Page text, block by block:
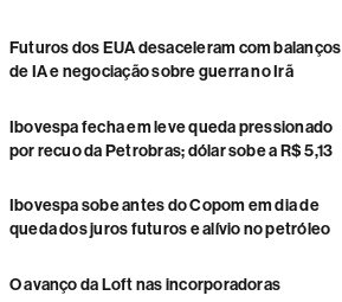
Futuros dos EUA desaceleram com balanços
de IA e negociação sobre guerra no Irã
Ibovespa fecha em leve queda pressionado
por recuo da Petrobras; dólar sobe a R$ 5,13
Ibovespa sobe antes do Copom em dia de
queda dos juros futuros e alívio no petróleo
O avanço da Loft nas incorporadoras